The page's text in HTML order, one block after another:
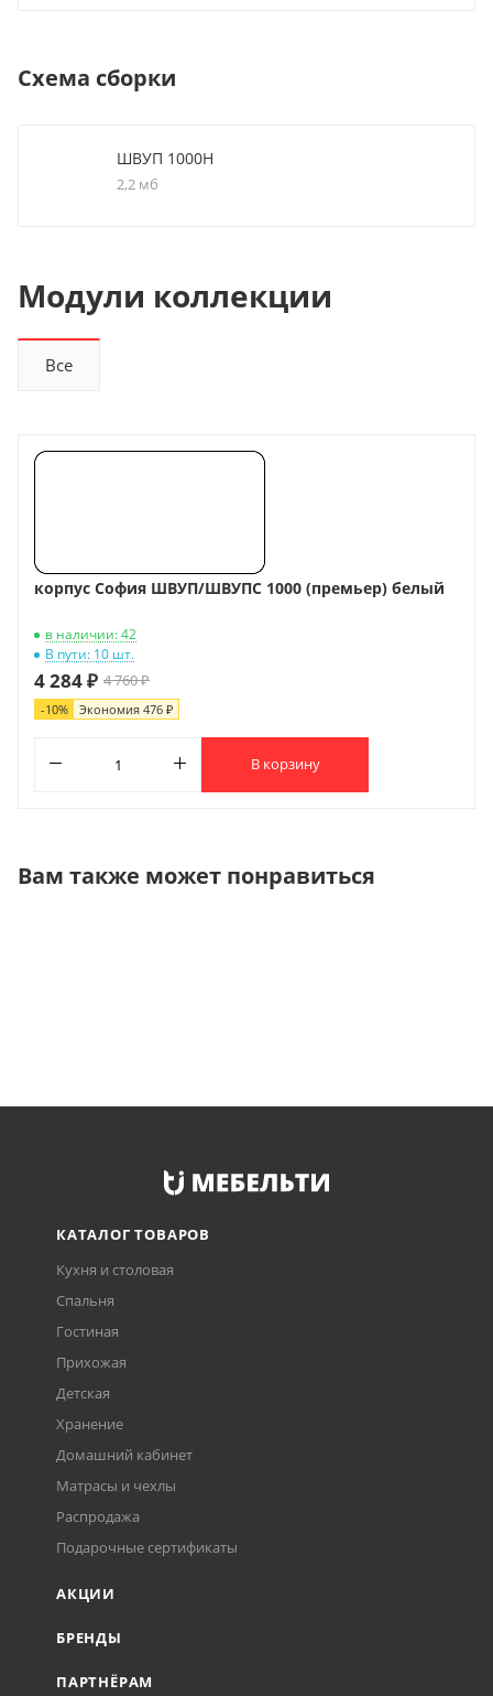
Схема сборки
ШВУП 1000Н
2,2 мб
Модули коллекции
Все
корпус София ШВУП/ШВУПС 1000 (премьер) белый
в наличии: 42
В пути: 10 шт.
4 284 ₽ 4 760 ₽
-10% Экономия 476 ₽
В корзину
Вам также может понравиться
КАТАЛОГ ТОВАРОВ
Кухня и столовая
Спальня
Гостиная
Прихожая
Детская
Хранение
Домашний кабинет
Матрасы и чехлы
Распродажа
Подарочные сертификаты
АКЦИИ
БРЕНДЫ
ПАРТНЁРАМ